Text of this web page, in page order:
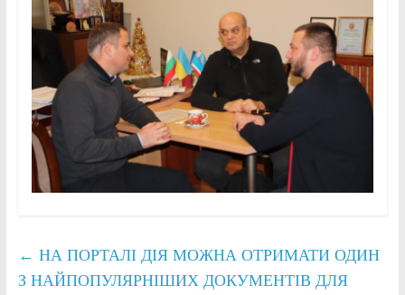
← НА ПОРТАЛІ ДІЯ МОЖНА ОТРИМАТИ ОДИН
З НАЙПОПУЛЯРНІШИХ ДОКУМЕНТІВ ДЛЯ